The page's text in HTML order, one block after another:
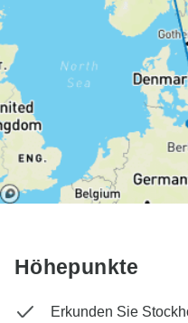
Höhepunkte
Erkunden Sie